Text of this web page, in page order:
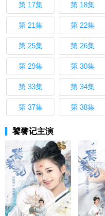
第 17集 第 18集
第 21集 第 22集
第 25集 第 26集
第 29集 第 30集
第 33集 第 34集
第 37集 第 38集
饕餮记主演